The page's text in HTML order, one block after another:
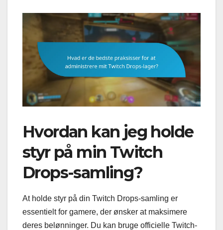
Hvordan kan jeg holde
styr på min Twitch
Drops-samling?
At holde styr på din Twitch Drops-samling er
essentielt for gamere, der ønsker at maksimere
deres belønninger. Du kan bruge officielle Twitch-